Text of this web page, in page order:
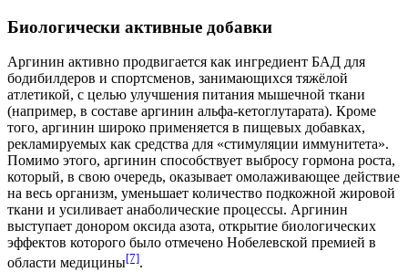
Биологически активные добавки
Аргинин активно продвигается как ингредиент БАД для
бодибилдеров и спортсменов, занимающихся тяжёлой
атлетикой, с целью улучшения питания мышечной ткани
(например, в составе аргинин альфа-кетоглутарата). Кроме
того, аргинин широко применяется в пищевых добавках,
рекламируемых как средства для «стимуляции иммунитета».
Помимо этого, аргинин способствует выбросу гормона роста,
который, в свою очередь, оказывает омолаживающее действие
на весь организм, уменьшает количество подкожной жировой
ткани и усиливает анаболические процессы. Аргинин
выступает донором оксида азота, открытие биологических
эффектов которого было отмечено Нобелевской премией в
области медицины[7].